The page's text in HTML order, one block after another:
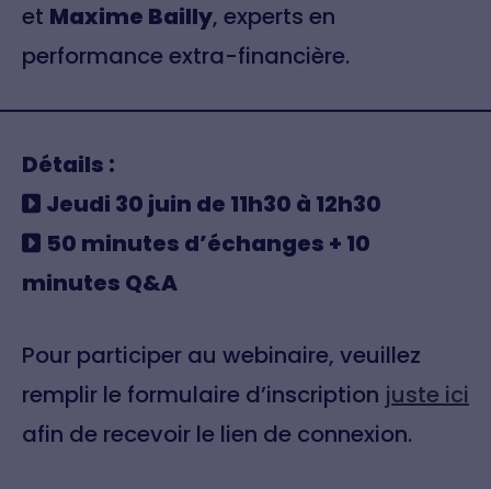
et Maxime Bailly, experts en
performance extra-financière.
Détails :
Jeudi 30 juin de 11h30 à 12h30
50 minutes d’échanges + 10
minutes Q&A
Pour participer au webinaire, veuillez
remplir le formulaire d’inscription juste ici
afin de recevoir le lien de connexion.